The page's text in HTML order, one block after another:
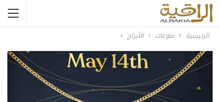
الرئيسية منوعات الأبراج